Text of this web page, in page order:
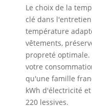
Le choix de la
clé dans
température
vêtements,
propreté optimale.
votre
qu'une famille
kWh d'électricité
220 lessives.